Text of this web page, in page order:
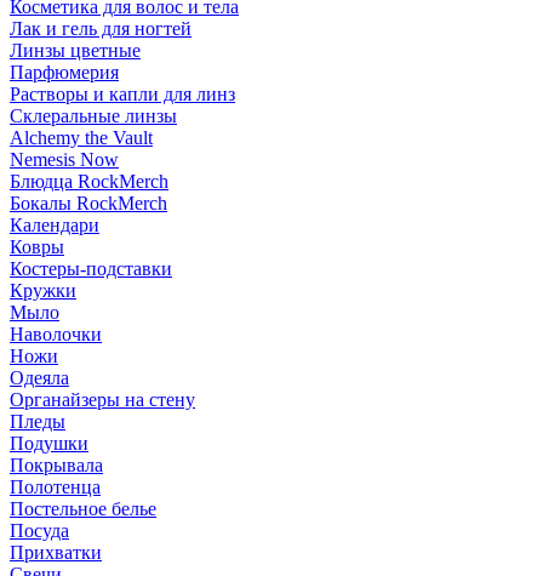
Косметика для волос и тела
Лак и гель для ногтей
Линзы цветные
Парфюмерия
Растворы и капли для линз
Склеральные линзы
Alchemy the Vault
Nemesis Now
Блюдца RockMerch
Бокалы RockMerch
Календари
Ковры
Костеры-подставки
Кружки
Мыло
Наволочки
Ножи
Одеяла
Органайзеры на стену
Пледы
Подушки
Покрывала
Полотенца
Постельное белье
Посуда
Прихватки